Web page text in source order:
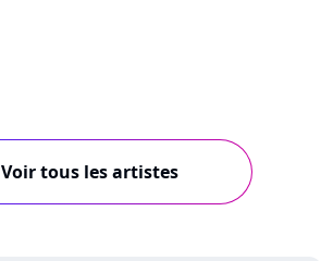
Voir tous les artistes